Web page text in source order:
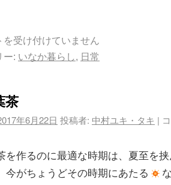
を受け付けていません
ー: いなか暮らし, 日常
茶
年6月22日 投稿者: 中村ユキ・タキ |
を作るのに最適な時期は、夏至を
今がちょうどその時期にあたる